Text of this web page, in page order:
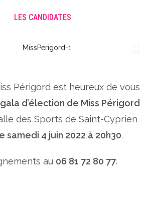
LES CANDIDATES
Périgord est heureux de vous
gala d’élection de Miss Périgord
des Sports de Saint-Cyprien
samedi 4 juin 2022 à 20h30.
au 06 81 72 80 77.